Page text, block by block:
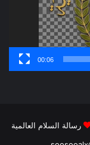
00:06
رسالة السلام العالمية